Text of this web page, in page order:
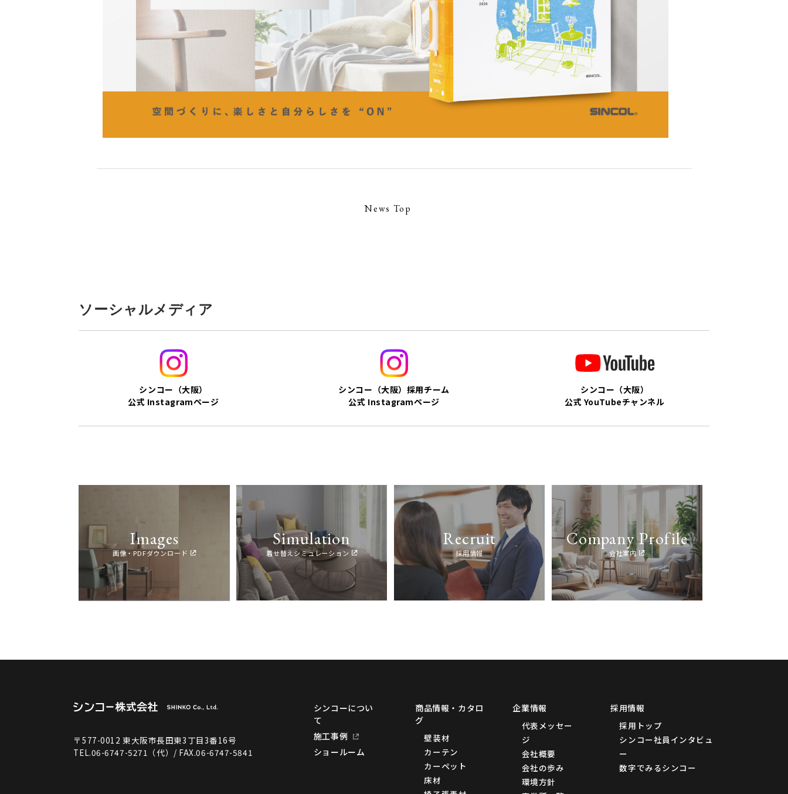
News Top
ソーシャルメディア
シンコー（大阪）
公式 Instagramページ
シンコー（大阪）採用チーム
公式 Instagramページ
シンコー（大阪）
公式 YouTubeチャンネル
Images
画像・PDFダウンロード
Simulation
着せ替えシミュレーション
Recruit
採用情報
Company Profile
会社案内
〒577-0012 東大阪市長田東3丁目3番16号
TEL.06-6747-5271（代）/ FAX.06-6747-5841
シンコーについ
て
施工事例
ショールーム
商品情報・カタロ
グ
壁装材
カーテン
カーペット
床材
企業情報
代表メッセー
ジ
会社概要
会社の歩み
環境方針
採用情報
採用トップ
シンコー社員インタビュ
ー
数字でみるシンコー